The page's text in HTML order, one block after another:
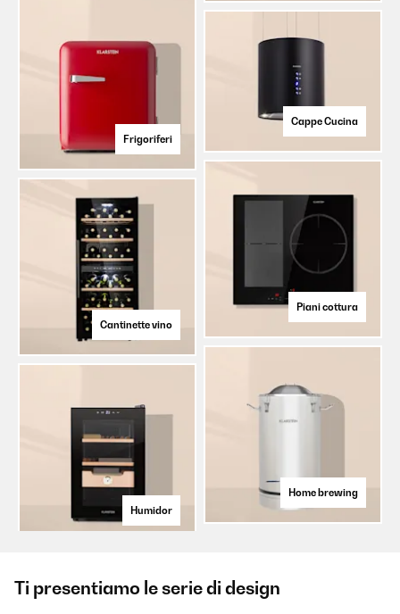
Frigoriferi
Cantinette vino
Humidor
Cappe Cucina
Piani cottura
Home brewing
Ti presentiamo le serie di design